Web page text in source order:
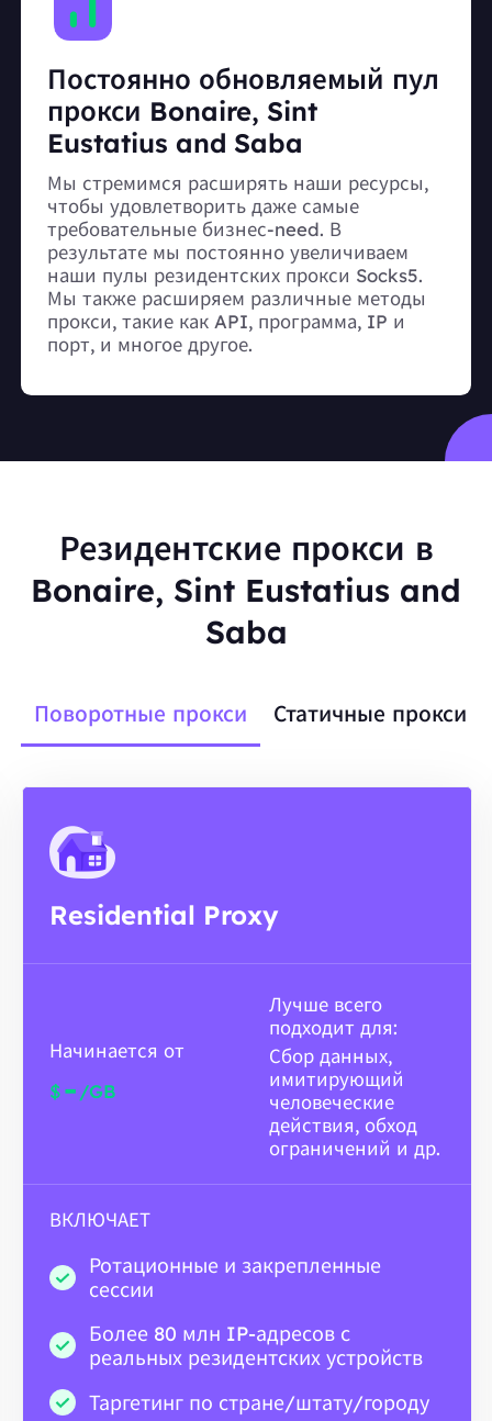
Постоянно обновляемый пул
прокси Bonaire, Sint
Eustatius and Saba
Мы стремимся расширять наши ресурсы,
чтобы удовлетворить даже самые
требовательные бизнес-need. В
результате мы постоянно увеличиваем
наши пулы резидентских прокси Socks5.
Мы также расширяем различные методы
прокси, такие как API, программа, IP и
порт, и многое другое.
Резидентские прокси в
Bonaire, Sint Eustatius and
Saba
Поворотные прокси Статичные прокси
Residential Proxy
Начинается от
$- /GB
Лучше всего
подходит для:
Сбор данных,
имитирующий
человеческие
действия, обход
ограничений и др.
ВКЛЮЧАЕТ
Ротационные и закрепленные
сессии
Более 80 млн IP-адресов с
реальных резидентских устройств
Таргетинг по стране/штату/городу